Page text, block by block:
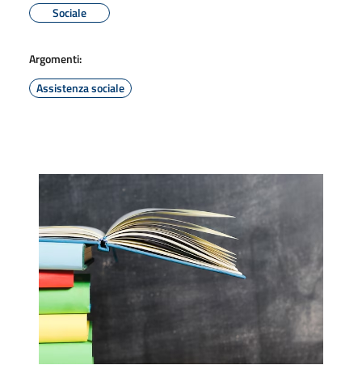
Sociale
Argomenti:
Assistenza sociale